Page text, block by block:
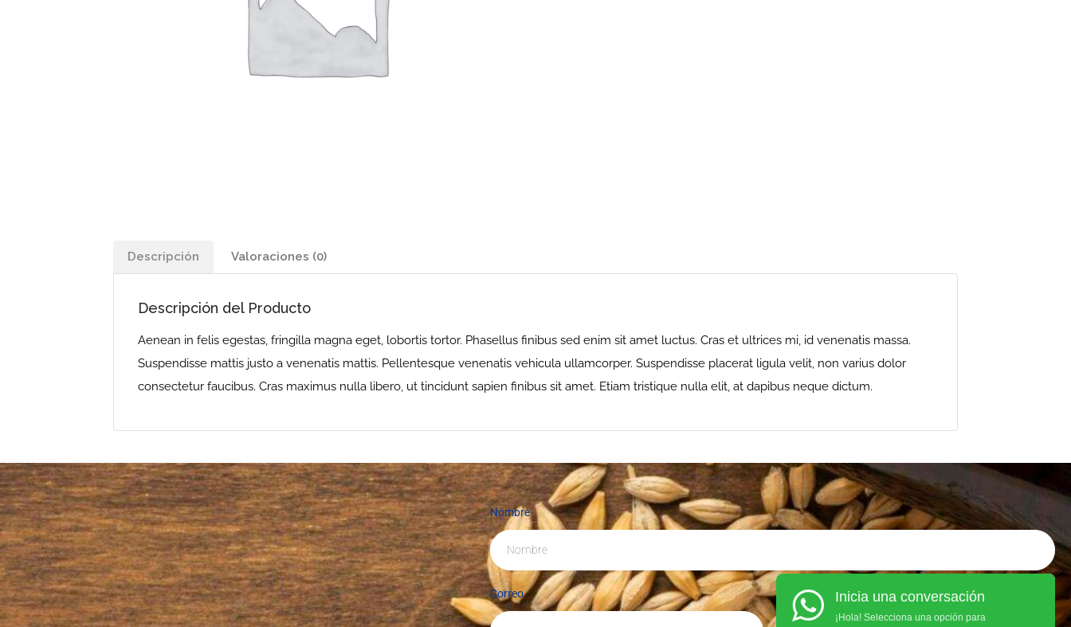
Descripción Valoraciones (0)
Descripción del Producto
Aenean in felis egestas, fringilla magna eget, lobortis tortor. Phasellus finibus sed enim sit amet luctus. Cras et ultrices mi, id venenatis massa.
Suspendisse mattis justo a venenatis mattis. Pellentesque venenatis vehicula ullamcorper. Suspendisse placerat ligula velit, non varius dolor
consectetur faucibus. Cras maximus nulla libero, ut tincidunt sapien finibus sit amet. Etiam tristique nulla elit, at dapibus neque dictum.
Nombre
Correo Celular Inicia una conversación
¡Hola! Selecciona una opción para